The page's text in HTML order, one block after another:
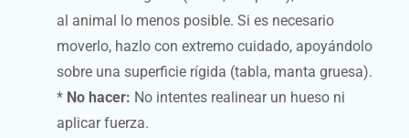
al animal lo menos posible. Si es necesario
moverlo, hazlo con extremo cuidado, apoyándolo
sobre una superficie rígida (tabla, manta gruesa).
* No hacer: No intentes realinear un hueso ni
aplicar fuerza.